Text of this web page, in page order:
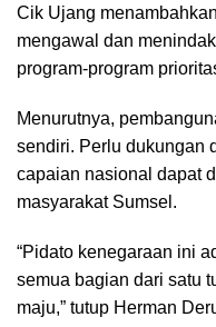
Cik Ujang
mengawal dan
program-program
Menurutnya,
sendiri. Perlu dukungan
capaian nasional dapat
masyarakat Sumsel.
“Pidato kenegaraan ini
semua bagian dari satu
maju,” tutup Herman